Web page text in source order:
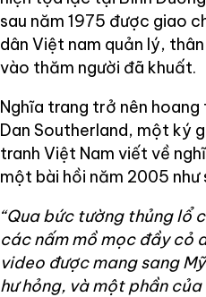
sau năm 1975 được giao
dân Việt nam quản lý,
vào thăm người đã khuất.
Nghĩa trang trở nên hoang
Dan Southerland, một ký
tranh Việt Nam viết về
một bài hồi năm 2005 như
“Qua bức tường thủng lổ
các nấm mồ mọc đầy cỏ
video được mang sang
hư hỏng, và một phần